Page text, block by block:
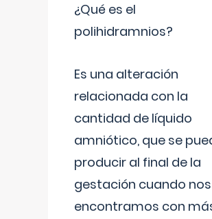
¿Qué es el
polihidramnios?
Es una alteración
relacionada con la
cantidad de líquido
amniótico, que se
producir al final de la
gestación cuando nos
encontramos con